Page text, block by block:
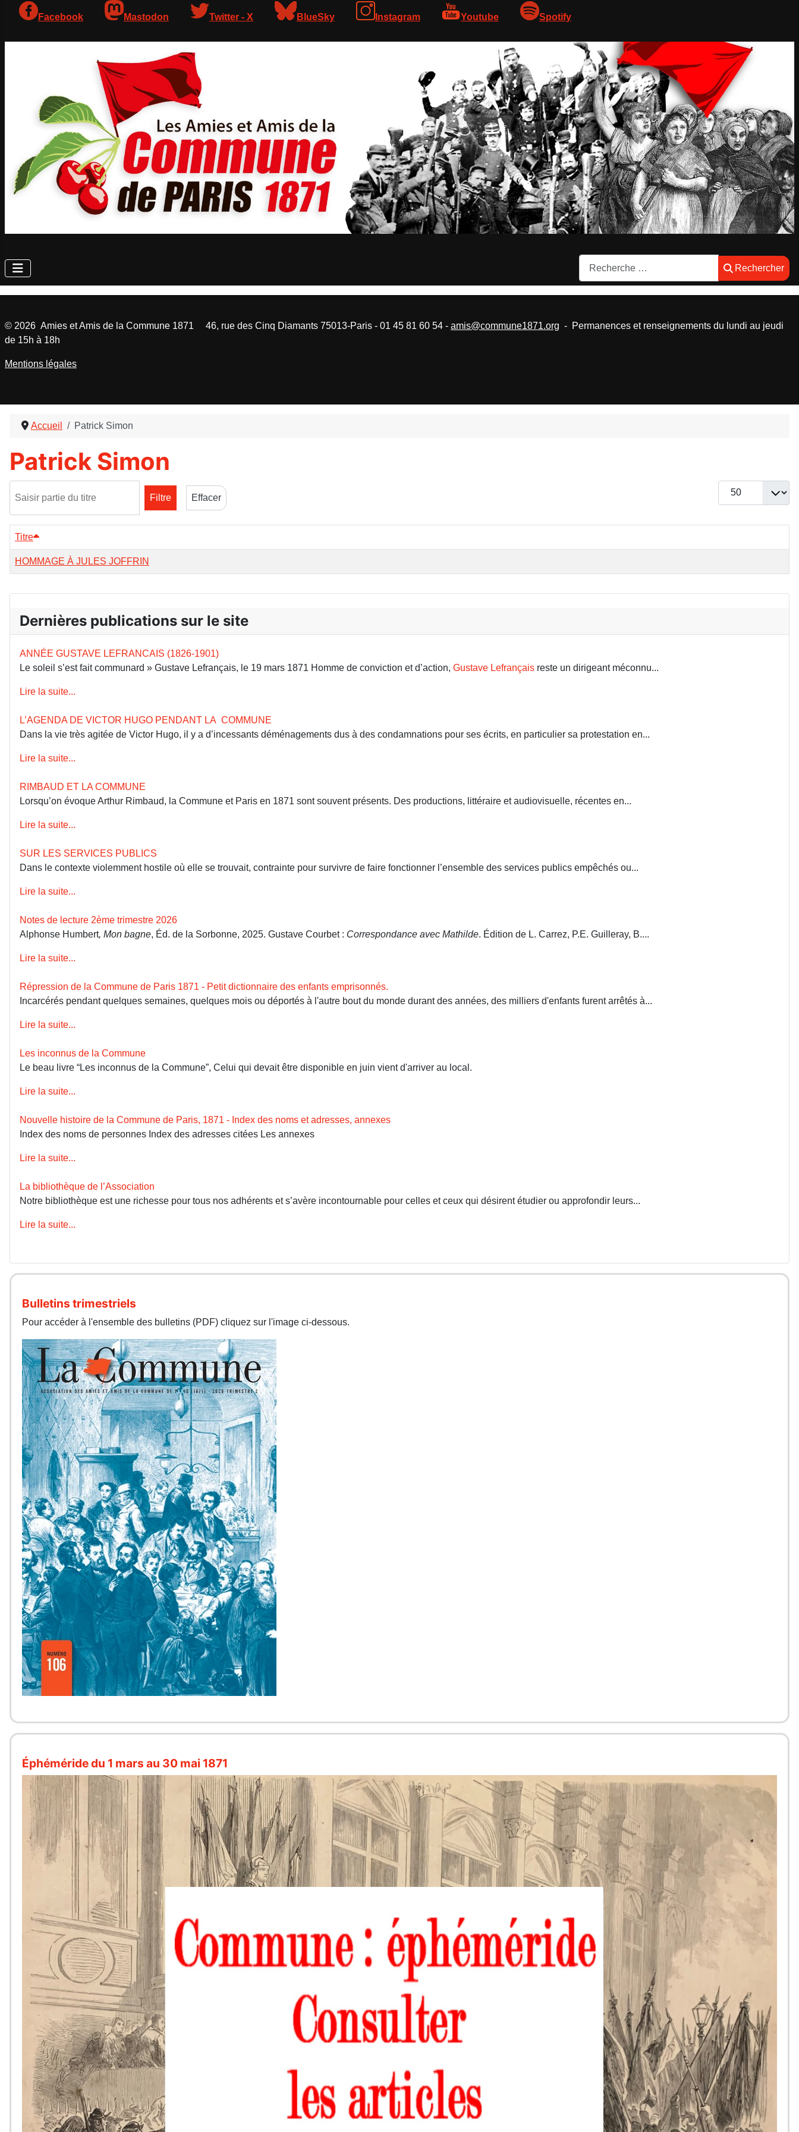
Facebook Mastodon Twitter - X BlueSky Instagram Youtube Spotify
Rechercher
Rechercher
Accueil Patrick Simon
Patrick Simon
Filtre
Effacer
Afficher #
Titre
HOMMAGE À JULES JOFFRIN
Dernières publications sur le site
ANNÉE GUSTAVE LEFRANCAIS (1826-1901)
Le soleil s’est fait communard » Gustave Lefrançais, le 19 mars 1871 Homme de conviction et d’action, Gustave Lefrançais reste un dirigeant méconnu...
Lire la suite...
L’AGENDA DE VICTOR HUGO PENDANT LA COMMUNE
Dans la vie très agitée de Victor Hugo, il y a d’incessants déménagements dus à des condamnations pour ses écrits, en particulier sa protestation en...
Lire la suite...
RIMBAUD ET LA COMMUNE
Lorsqu’on évoque Arthur Rimbaud, la Commune et Paris en 1871 sont souvent présents. Des productions, littéraire et audiovisuelle, récentes en...
Lire la suite...
SUR LES SERVICES PUBLICS
Dans le contexte violemment hostile où elle se trouvait, contrainte pour survivre de faire fonctionner l’ensemble des services publics empêchés ou...
Lire la suite...
Notes de lecture 2ème trimestre 2026
Alphonse Humbert, Mon bagne, Éd. de la Sorbonne, 2025. Gustave Courbet : Correspondance avec Mathilde. Édition de L. Carrez, P.E. Guilleray, B....
Lire la suite...
Répression de la Commune de Paris 1871 - Petit dictionnaire des enfants emprisonnés.
Incarcérés pendant quelques semaines, quelques mois ou déportés à l'autre bout du monde durant des années, des milliers d'enfants furent arrêtés à...
Lire la suite...
Les inconnus de la Commune
Le beau livre “Les inconnus de la Commune”, Celui qui devait être disponible en juin vient d'arriver au local.
Lire la suite...
Nouvelle histoire de la Commune de Paris, 1871 - Index des noms et adresses, annexes
Index des noms de personnes Index des adresses citées Les annexes
Lire la suite...
La bibliothèque de l’Association
Notre bibliothèque est une richesse pour tous nos adhérents et s’avère incontournable pour celles et ceux qui désirent étudier ou approfondir leurs...
Lire la suite...
Bulletins trimestriels
Pour accéder à l'ensemble des bulletins (PDF) cliquez sur l'image ci-dessous.
Éphéméride du 1 mars au 30 mai 1871
© 2026 Amies et Amis de la Commune 1871 46, rue des Cinq Diamants 75013-Paris - 01 45 81 60 54 - amis@commune1871.org - Permanences et renseignements du lundi au jeudi
de 15h à 18h
Mentions légales